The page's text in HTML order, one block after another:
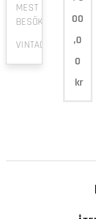
MEST
BESÖKTA
VINTAGE
00
,0
0
kr